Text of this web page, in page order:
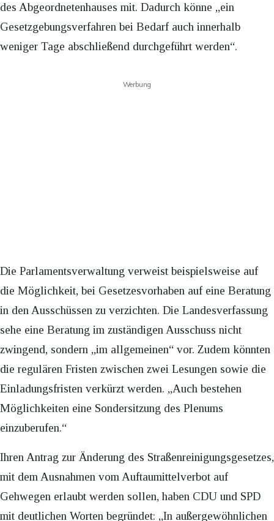
des Abgeordnetenhauses mit. Dadurch könne „ein
Gesetzgebungsverfahren bei Bedarf auch innerhalb
weniger Tage abschließend durchgeführt werden“.
Werbung
Die Parlamentsverwaltung verweist beispielsweise auf
die Möglichkeit, bei Gesetzesvorhaben auf eine Beratung
in den Ausschüssen zu verzichten. Die Landesverfassung
sehe eine Beratung im zuständigen Ausschuss nicht
zwingend, sondern „im allgemeinen“ vor. Zudem könnten
die regulären Fristen zwischen zwei Lesungen sowie die
Einladungsfristen verkürzt werden. „Auch bestehen
Möglichkeiten eine Sondersitzung des Plenums
einzuberufen.“
Ihren Antrag zur Änderung des Straßenreinigungsgesetzes,
mit dem Ausnahmen vom Auftaumittelverbot auf
Gehwegen erlaubt werden sollen, haben CDU und SPD
mit deutlichen Worten begründet: „In außergewöhnlichen